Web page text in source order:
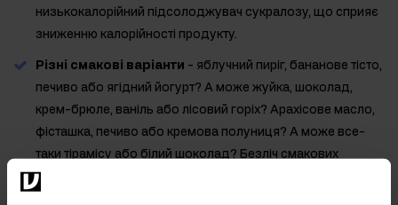
низькокалорійний підсолоджувач сукралозу, що сприяє
зниженню калорійності продукту.
Різні смакові варіанти - яблучний пиріг, бананове тісто,
печиво або ягідний йогурт? А може жуйка, шоколад,
крем-брюле, ваніль або лісовий горіх? Арахісове масло,
фісташка, печиво або кремова полуниця? А може все-
таки тірамісу або білий шоколад? Безліч смакових
композицій дозволяє кожному знайти щось для себе.